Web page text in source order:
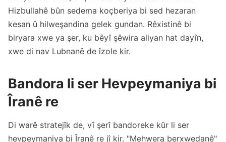
Hizbullahê bûn sedema koçberiya bi sed hezaran
kesan û hilweşandina gelek gundan. Rêxistinê bi
biryara xwe ya şer, ku bêyî şêwira aliyan hat dayîn,
xwe di nav Lubnanê de îzole kir.
Bandora li ser Hevpeymaniya bi
Îranê re
Di warê stratejîk de, vî şerî bandoreke kûr li ser
hevpeymaniya bi Îranê re jî kir. "Mehwera berxwedanê"